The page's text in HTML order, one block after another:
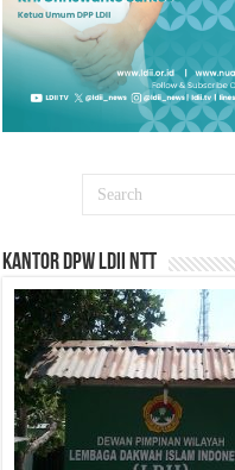
Kantor DPW LDII NTT